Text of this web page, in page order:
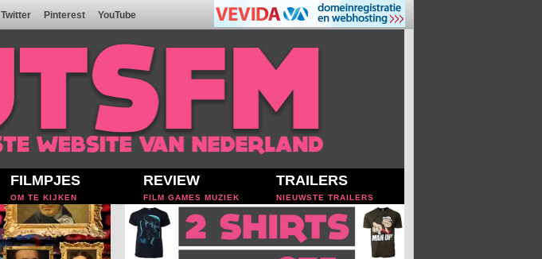
Twitter Pinterest YouTube
FILMPJES
OM TE KIJKEN
REVIEW
FILM GAMES MUZIEK
TRAILERS
NIEUWSTE TRAILERS